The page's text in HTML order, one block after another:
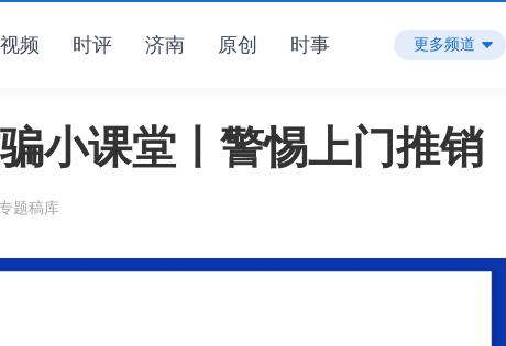
视频 时评 济南 原创 时事 更多频道
小课堂丨警惕上门推销
题稿库